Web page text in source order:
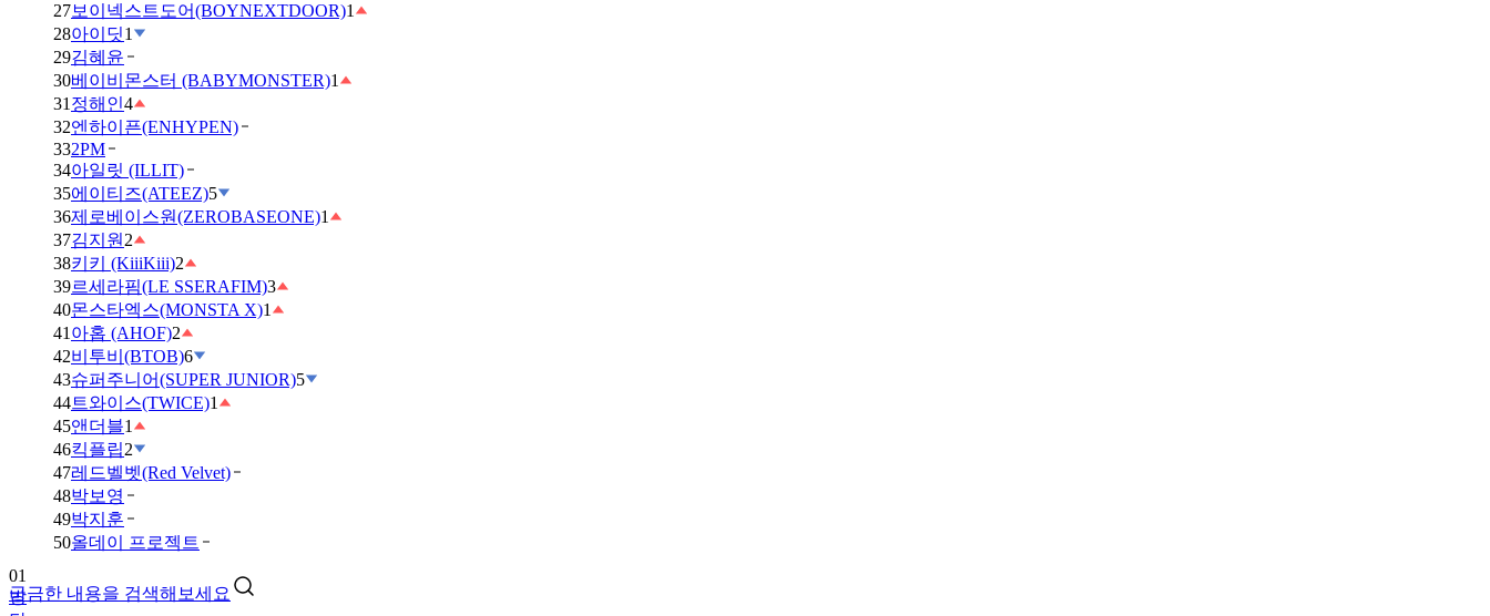
27보이넥스트도어(BOYNEXTDOOR)1
28아이딧1
29김혜윤
30베이비몬스터 (BABYMONSTER)1
31 정해인4
32엔하이픈(ENHYPEN)
332PM
34아일릿 (ILLIT)
35에이티즈(ATEEZ)5
36제로베이스원(ZEROBASEONE)1
37김지원 2
38키키 (KiiiKiii)2
39르세라핌(LE SSERAFIM)3
40몬스타엑스(MONSTA X)1
41 아홉 (AHOF)2
42비투비(BTOB)6
43슈퍼주니어(SUPER JUNIOR)5
44트와이스(TWICE)1
45앤더블1
46킥플립2
47레드벨벳(Red Velvet)
48박보영
49박지훈
50올데이 프로젝트
궁금한 내용을 검색해보세요
탄
소